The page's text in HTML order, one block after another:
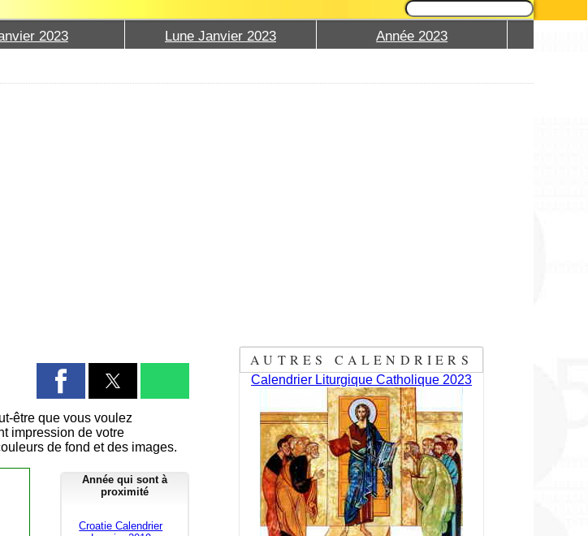
2023 Lune Janvier 2023 Année 2023
être que vous voulez
impression de votre
de fond et des images.
Année qui sont à
proximité
Croatie Calendrier
AUTRES CALENDRIERS
Calendrier Liturgique Catholique 2023